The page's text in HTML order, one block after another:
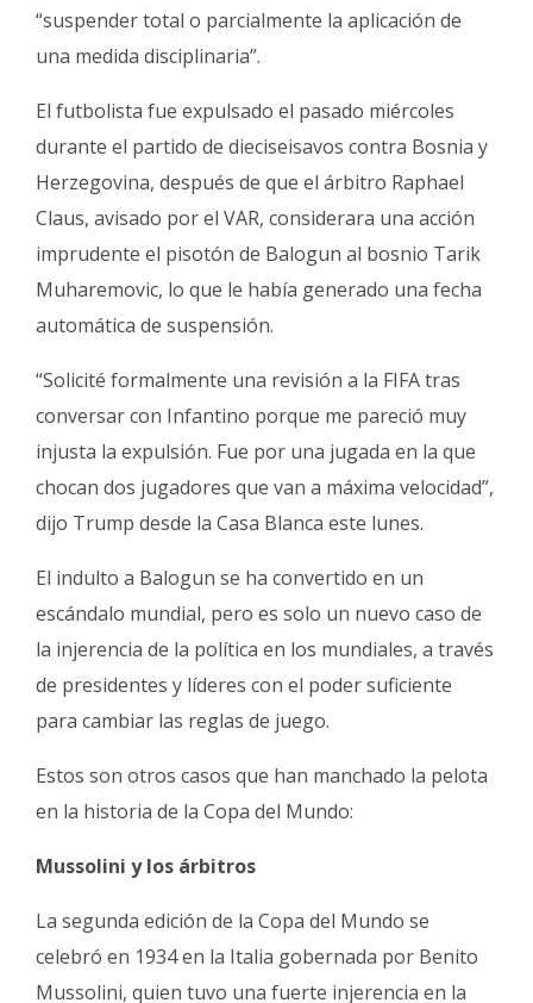
“suspender total o parcialmente la aplicación de
una medida disciplinaria”.
El futbolista fue expulsado el pasado miércoles
durante el partido de dieciseisavos contra Bosnia y
Herzegovina, después de que el árbitro Raphael
Claus, avisado por el VAR, considerara una acción
imprudente el pisotón de Balogun al bosnio Tarik
Muharemovic, lo que le había generado una fecha
automática de suspensión.
“Solicité formalmente una revisión a la FIFA tras
conversar con Infantino porque me pareció muy
injusta la expulsión. Fue por una jugada en la que
chocan dos jugadores que van a máxima velocidad”,
dijo Trump desde la Casa Blanca este lunes.
El indulto a Balogun se ha convertido en un
escándalo mundial, pero es solo un nuevo caso de
la injerencia de la política en los mundiales, a través
de presidentes y líderes con el poder suficiente
para cambiar las reglas de juego.
Estos son otros casos que han manchado la pelota
en la historia de la Copa del Mundo:
Mussolini y los árbitros
La segunda edición de la Copa del Mundo se
celebró en 1934 en la Italia gobernada por Benito
Mussolini, quien tuvo una fuerte injerencia en la